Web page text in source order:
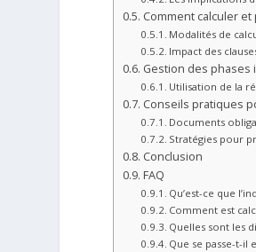
Comment calculer
Modalités de
Impact des
Gestion des phases
Utilisation de la
Conseils pratiques
Documents
Stratégies pour
Conclusion
FAQ
Qu’est-ce que
Comment est
Quelles sont les
Que se passe-t-il